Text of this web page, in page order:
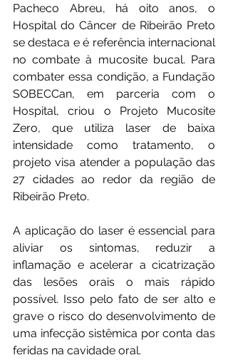
Pacheco Abreu, há oito anos, o
Hospital do Câncer de Ribeirão Preto
se destaca e é referência internacional
no combate à mucosite bucal. Para
combater essa condição, a Fundação
SOBECCan, em parceria com o
Hospital, criou o Projeto Mucosite
Zero, que utiliza laser de baixa
intensidade como tratamento, o
projeto visa atender a população das
27 cidades ao redor da região de
Ribeirão Preto.
A aplicação do laser é essencial para
aliviar os sintomas, reduzir a
inflamação e acelerar a cicatrização
das lesões orais o mais rápido
possível. Isso pelo fato de ser alto e
grave o risco do desenvolvimento de
uma infecção sistêmica por conta das
feridas na cavidade oral.